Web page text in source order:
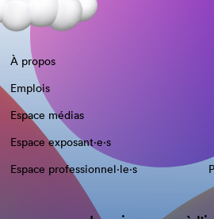
À propos
Emplois
Espace médias
Espace exposant·e⋅s
Espace professionnel·le⋅s